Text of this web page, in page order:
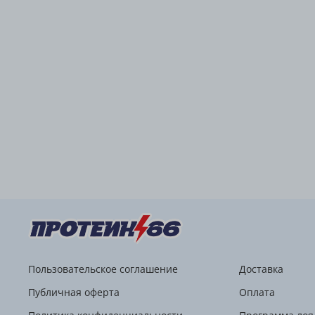
Пользовательское соглашение
Публичная оферта
Доставка
Оплата